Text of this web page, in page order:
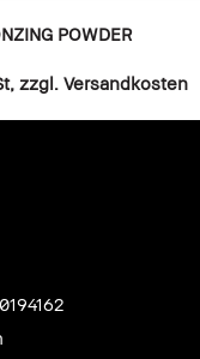
POWDER
zzgl. Versandkosten